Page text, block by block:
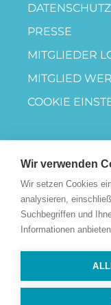
DATENSCHUTZ
PRESSE
MITGLIEDER
MITGLIED
COOKIE
Wir verwenden
Wir setzen Cookies
analysieren,
Suchbegriffen und
Informationen